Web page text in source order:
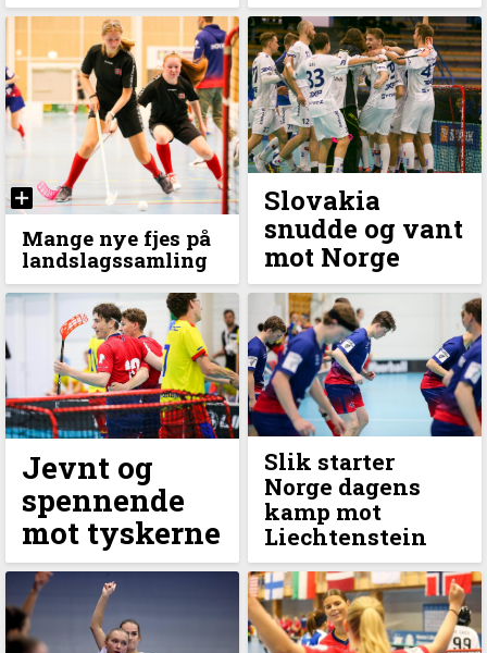
Mange nye fjes på
landslagssamling
Slovakia
snudde og vant
mot Norge
Jevnt og
spennende
mot tyskerne
Slik starter
Norge dagens
kamp mot
Liechtenstein